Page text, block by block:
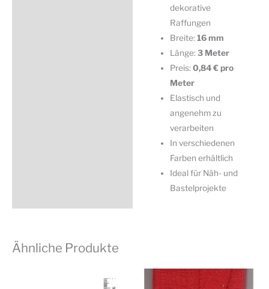
dekorative
Raffungen
Breite: 16 mm
Länge: 3 Meter
Preis: 0,84 € pro
Meter
Elastisch und
angenehm zu
verarbeiten
In verschiedenen
Farben erhältlich
Ideal für Näh- und
Bastelprojekte
Ähnliche Produkte